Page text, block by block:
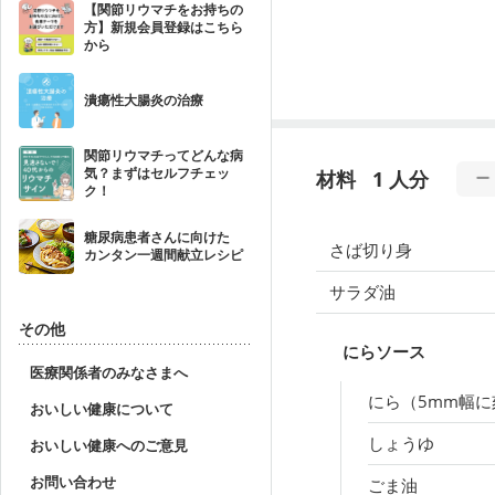
【関節リウマチをお持ちの
方】新規会員登録はこちら
から
潰瘍性大腸炎の治療
関節リウマチってどんな病
気？まずはセルフチェッ
ク！
糖尿病患者さんに向けた
カンタン一週間献立レシピ
その他
医療関係者のみなさまへ
おいしい健康について
おいしい健康へのご意見
お問い合わせ
材料 1 人分
さば切り身
サラダ油
にらソース
にら（5mm幅
しょうゆ
ごま油